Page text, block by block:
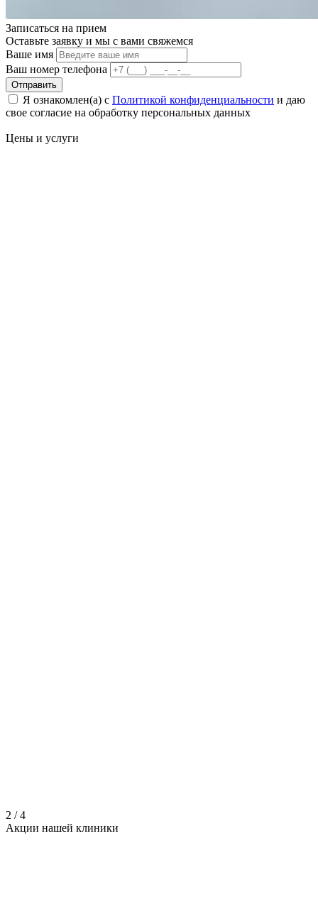
Записаться на прием
Оставьте заявку и мы с вами свяжемся
Ваше имя
Ваш номер телефона
Отправить
Я ознакомлен(а) с Политикой конфиденциальности и даю
свое cогласие на обработку персональных данных
Цены и услуги
2 /4
Акции нашей клиники